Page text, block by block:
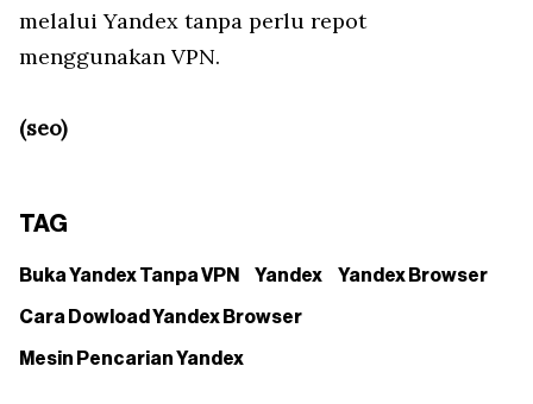
melalui Yandex tanpa perlu repot
menggunakan VPN.
(seo)
TAG
Buka Yandex Tanpa VPN Yandex Yandex Browser
Cara Dowload Yandex Browser
Mesin Pencarian Yandex